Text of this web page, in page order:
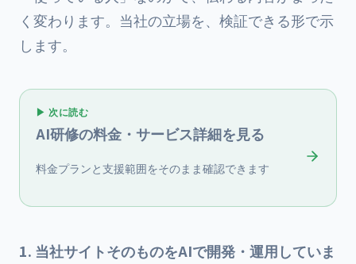
く変わります。当社の立場を、検証できる形で示
します。
▶ 次に読む
AI研修の料金・サービス詳細を見る
料金プランと支援範囲をそのまま確認できます
1. 当社サイトそのものをAIで開発・運用していま